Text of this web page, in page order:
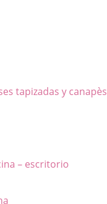
tapizadas y canapès
– escritorio